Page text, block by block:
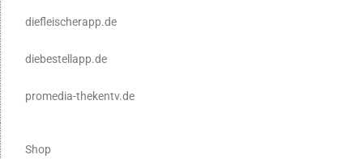
diefleischerapp.de
diebestellapp.de
promedia-thekentv.de
Shop